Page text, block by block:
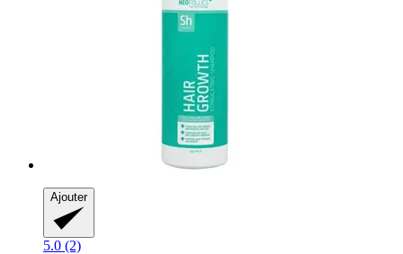
Ajouter
5.0 (2)